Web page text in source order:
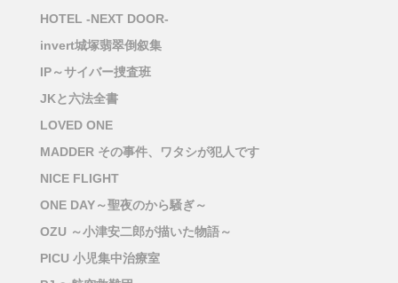
HOTEL -NEXT DOOR-
invert城塚翡翠倒叙集
IP～サイバー捜査班
JKと六法全書
LOVED ONE
MADDER その事件、ワタシが犯人です
NICE FLIGHT
ONE DAY～聖夜のから騒ぎ～
OZU ～小津安二郎が描いた物語～
PICU 小児集中治療室